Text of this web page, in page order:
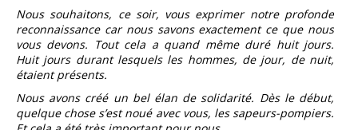
Nous souhaitons, ce soir, vous exprimer notre profonde
reconnaissance car nous savons exactement ce que nous
vous devons. Tout cela a quand même duré huit jours.
Huit jours durant lesquels les hommes, de jour, de nuit,
étaient présents.
Nous avons créé un bel élan de solidarité. Dès le début,
quelque chose s’est noué avec vous, les sapeurs-pompiers.